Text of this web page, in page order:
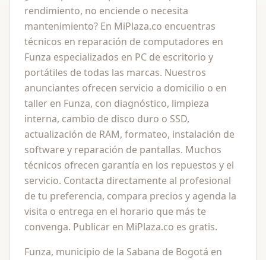
rendimiento, no enciende o necesita
mantenimiento? En MiPlaza.co encuentras
técnicos en reparación de computadores en
Funza especializados en PC de escritorio y
portátiles de todas las marcas. Nuestros
anunciantes ofrecen servicio a domicilio o en
taller en Funza, con diagnóstico, limpieza
interna, cambio de disco duro o SSD,
actualización de RAM, formateo, instalación de
software y reparación de pantallas. Muchos
técnicos ofrecen garantía en los repuestos y el
servicio. Contacta directamente al profesional
de tu preferencia, compara precios y agenda la
visita o entrega en el horario que más te
convenga. Publicar en MiPlaza.co es gratis.
Funza, municipio de la Sabana de Bogotá en